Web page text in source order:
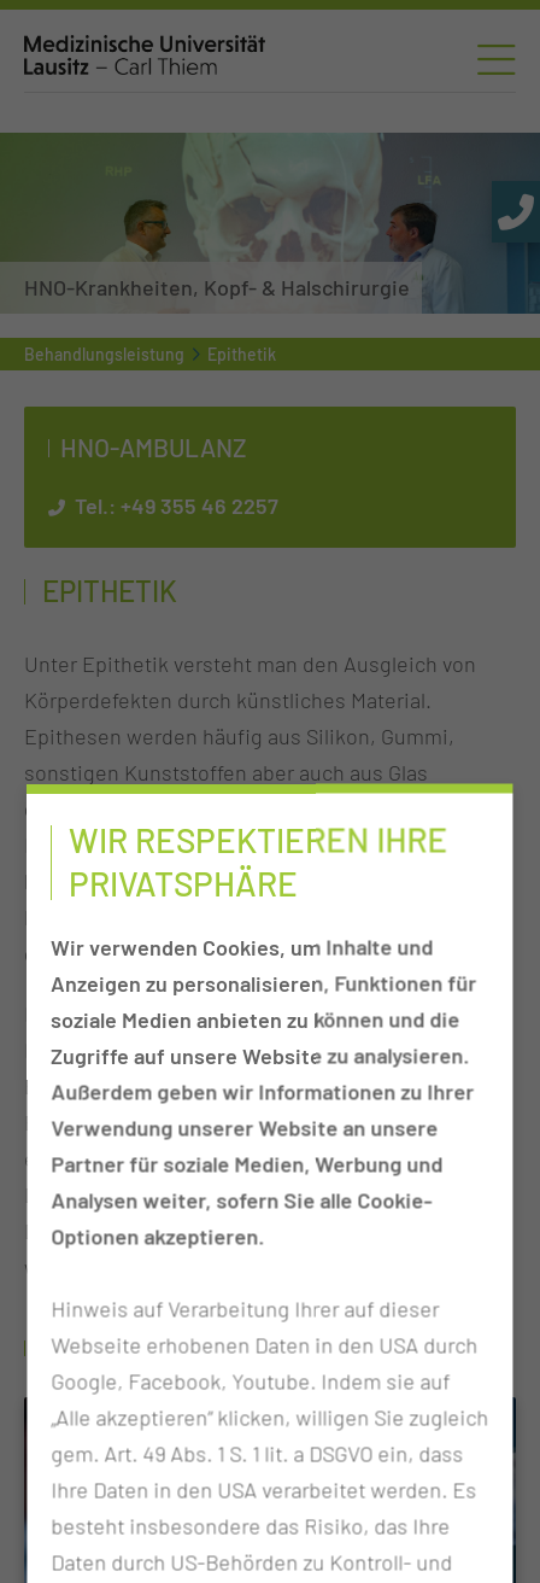
HNO-Krankheiten, Kopf- & Halschirurgie
Behandlungsleistung Epithetik
HNO-AM­BU­LANZ
Tel.: +49 355 46 2257
EPITHETIK
Unter Epithetik versteht man den Ausgleich von
Körperdefekten durch künstliches Material.
Epithesen werden häufig aus Silikon, Gummi,
sonstigen Kunststoffen aber auch aus Glas
gefertigt. Sie werden durch speziell ausgebildete
Epithetikerinnen und Epithetikern individuell
hergestellt, wobei hohe Ansprüche an die
gestellt werden.
Im Rahmen einer Tumortherapie im Kopf-Hals-
Bereich kann es zu funktionelle und ästhetischen
Beeinträchtigungen nach einer Therapie kommen.
Es kann vorkommen, dass Körperteile nicht
erhalten oder wiederhergestellt werden können.
Die entstandenen funktionellen und ästhetischen
Defizite können durch Epithesen kompensiert
werden.
WO FINDE ICH WEITERE INFORMATIONEN?
WIR RESPEKTIEREN IHRE
PRIVATSPHÄRE
Wir verwenden Cookies, um Inhalte und
Anzeigen zu personalisieren, Funktionen für
soziale Medien anbieten zu können und die
Zugriffe auf unsere Website zu analysieren.
Außerdem geben wir Informationen zu Ihrer
Verwendung unserer Website an unsere
Partner für soziale Medien, Werbung und
Analysen weiter, sofern Sie alle Cookie-
Optionen akzeptieren.
Hinweis auf Verarbeitung Ihrer auf dieser
Webseite erhobenen Daten in den USA durch
Google, Facebook, Youtube. Indem sie auf
„Alle akzeptieren“ klicken, willigen Sie zugleich
gem. Art. 49 Abs. 1 S. 1 lit. a DSGVO ein, dass
Ihre Daten in den USA verarbeitet werden. Es
besteht insbesondere das Risiko, das Ihre
Daten durch US-Behörden zu Kontroll- und